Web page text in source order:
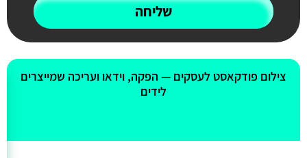
שליחה
אולי יעניין אותך גם
צילום פודקאסט לעסקים — הפקה, וידאו ועריכה שמייצרים
לידים